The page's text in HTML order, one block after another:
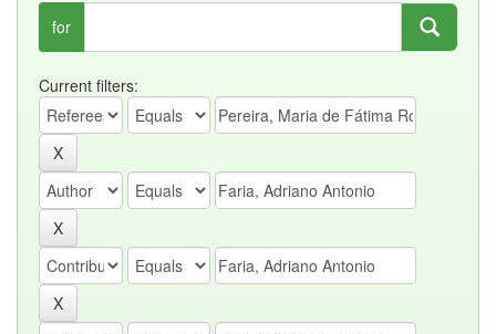
for
Current filters: